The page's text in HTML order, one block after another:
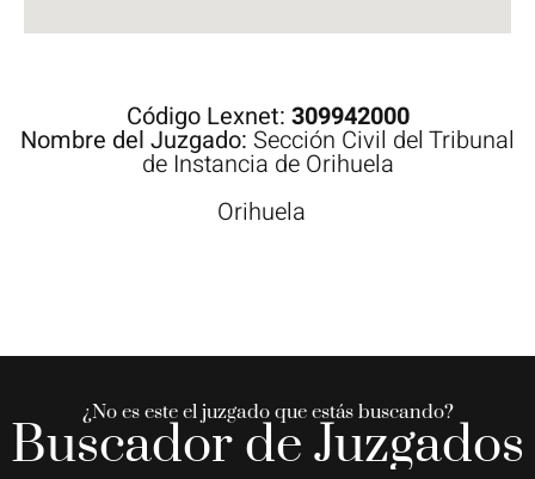
Código Lexnet: 309942000
Nombre del Juzgado: Sección Civil del Tribunal
de Instancia de Orihuela
Orihuela
¿No es este el juzgado que estás buscando?
Buscador de Juzgados